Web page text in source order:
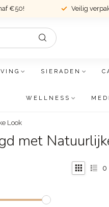
€50! Veilig
SIERADEN
WELLNESS
Look
met
0